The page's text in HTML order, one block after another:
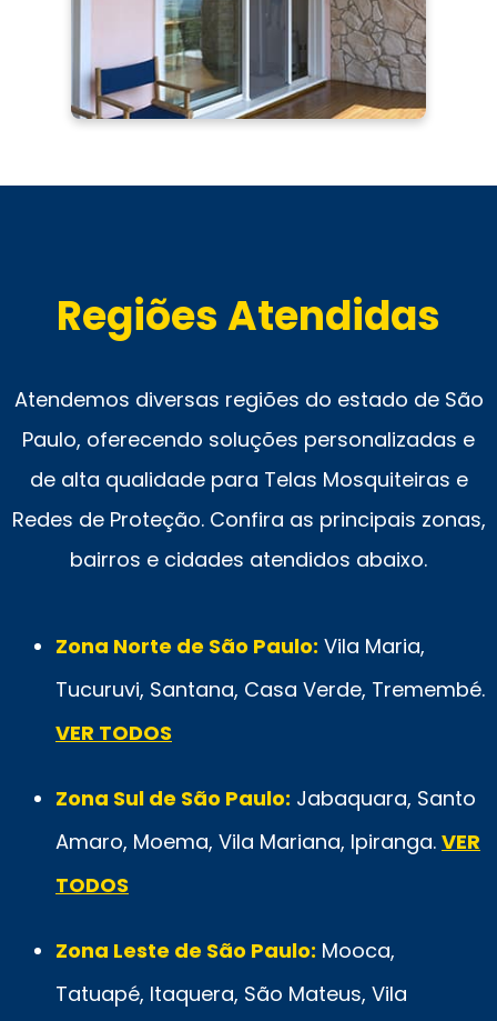
Regiões Atendidas
Atendemos diversas regiões do estado de São
Paulo, oferecendo soluções personalizadas e
de alta qualidade para Telas Mosquiteiras e
Redes de Proteção. Confira as principais zonas,
bairros e cidades atendidos abaixo.
Zona Norte de São Paulo: Vila Maria,
Tucuruvi, Santana, Casa Verde, Tremembé.
VER TODOS
Zona Sul de São Paulo: Jabaquara, Santo
Amaro, Moema, Vila Mariana, Ipiranga. VER
TODOS
Zona Leste de São Paulo: Mooca,
Tatuapé, Itaquera, São Mateus, Vila